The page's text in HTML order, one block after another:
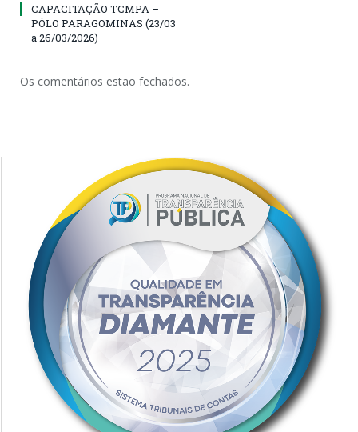
CAPACITAÇÃO TCMPA –
PÓLO PARAGOMINAS (23/03
a 26/03/2026)
Os comentários estão fechados.